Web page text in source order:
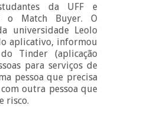
da UFF e
o Match Buyer. O
universidade Leolo
aplicativo, informou
Tinder (aplicação
para serviços de
pessoa que precisa
outra pessoa que
risco.